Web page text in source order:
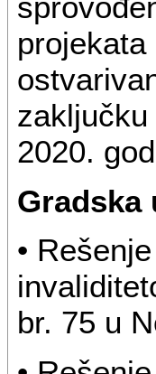
2020.
Gradska
•
br. 75 u